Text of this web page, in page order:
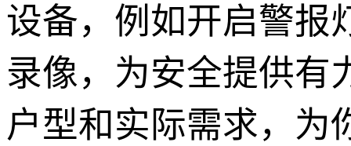
设备，例如开启警报
录像，为安全提供有
户型和实际需求，为